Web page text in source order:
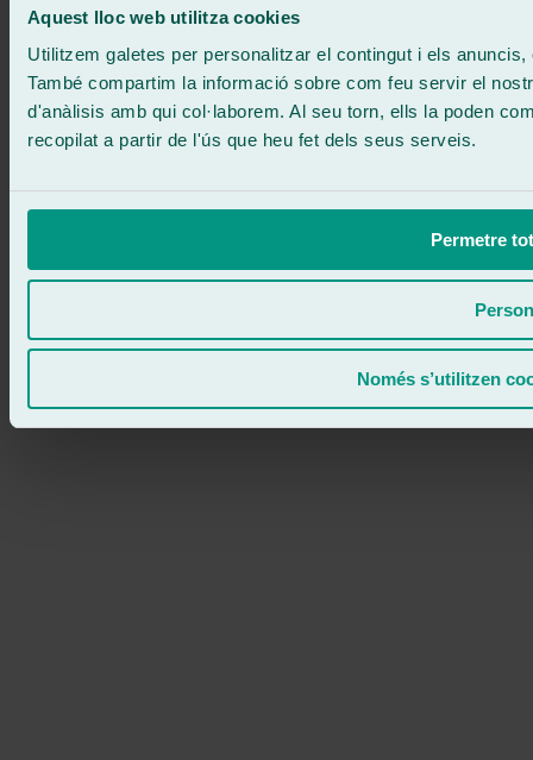
Aquest lloc web utilitza cookies
Utilitzem galetes per personalitzar el contingut i els
També compartim la informació sobre com feu servir el
d'anàlisis amb qui col·laborem. Al seu torn, ells la poden
recopilat a partir de l'ús que heu fet dels seus serveis.
Permetre
Només s’utilitzen
ATENCIÓ 24/7 Contacta'ns